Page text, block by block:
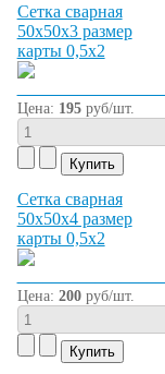
Сетка сварная
50х50х3 размер
карты 0,5х2
Цена: 195руб/шт.
Сетка сварная
50х50х4 размер
карты 0,5х2
Цена: 200руб/шт.